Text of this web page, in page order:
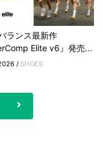
ランス最新作
Elite v6』発売...
/ SHOES